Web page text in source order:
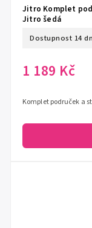
Jitro Komplet
Jitro šedá
Dostupnost 14
1 189 Kč
Komplet područek a